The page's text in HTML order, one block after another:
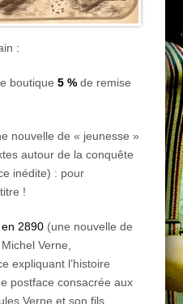
:
boutique5 % de remise
nouvelle de « jeunesse »
autour de la conquête
inédite) : pour
!
en 2890 (une nouvelle de
Verne,
expliquant l’histoire
postface consacrée aux
Verne et son fils